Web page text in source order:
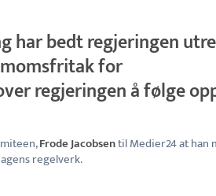
har bedt regjeringen
for
regjeringen å følge
Frode Jacobsentil Medier24 at han
regelverk.